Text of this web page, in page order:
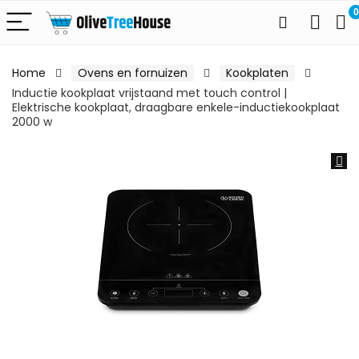
0
Home Ovens en fornuizen
Kookplaten
Inductie kookplaat vrijstaand met touch control |
Elektrische kookplaat, draagbare enkele-inductiekookplaat
2000 w